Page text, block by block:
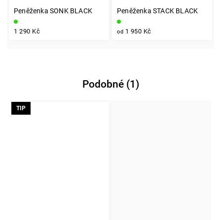
Peněženka SONK BLACK
1 290 Kč
Peněženka STACK BLACK
od 1 950 Kč
Podobné (1)
TIP